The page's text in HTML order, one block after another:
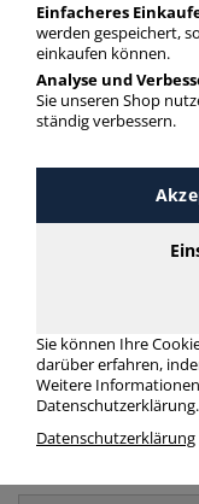
Sichthüllen A4
mehr Infos zur
A4 -
Einfacheres
werden gespeichert,
einkaufen können.
Analyse und
Sie unseren Shop
ständig verbessern.
Sie können Ihre
darüber erfahren,
Weitere
Datenschutzerklärung.
Datenschutzerklärung